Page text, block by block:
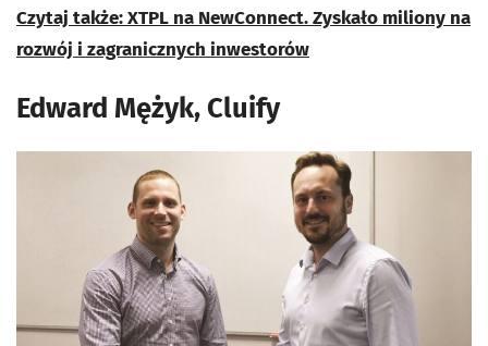
Czytaj także: XTPL na NewConnect. Zyskało miliony na
rozwój i zagranicznych inwestorów
Edward Mężyk, Cluify